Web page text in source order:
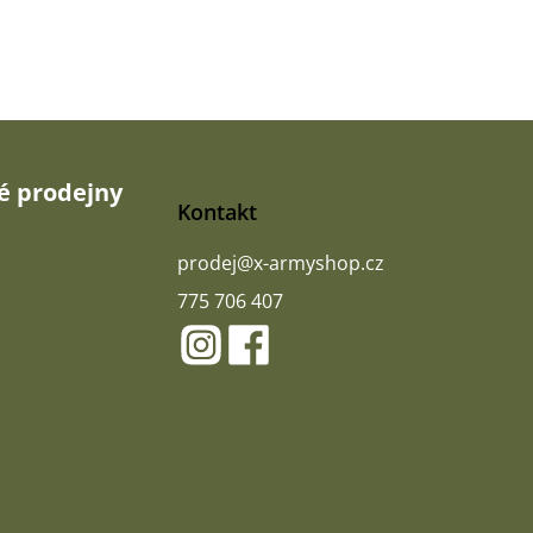
prodejny
Kontakt
prodej@x-armyshop.cz
775 706 407